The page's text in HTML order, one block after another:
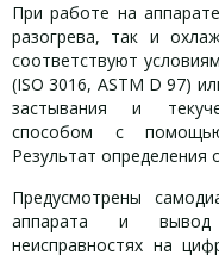
При работе на
разогрева, так и
соответствуют
(ISO 3016, ASTM D 97)
застывания и
способом с помощью
Результат
Предусмотрены
аппарата и вывод
неисправностях на